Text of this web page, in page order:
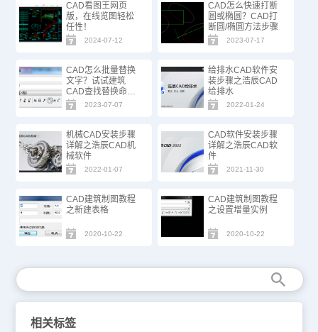
CAD看图王网页
版，在线览图轻松
任性！
2024-07-12
CAD怎么快速打断
圆或椭圆？CAD打
断圆/椭圆方法步骤
2023-07-17
CAD怎么批量替换
文字？试试建筑
CAD查找替换命
令！
2023-07-07
给排水CAD软件安
装步骤之浩辰CAD
给排水
2022-01-24
机械CAD安装步骤
详解之浩辰CAD机
械软件
2022-01-07
CAD软件安装步骤
详解之浩辰CAD软
件
2021-11-30
CAD建筑制图教程
之新建表格
2020-10-22
CAD建筑制图教程
之设置增量实例
2020-10-22
相关标签